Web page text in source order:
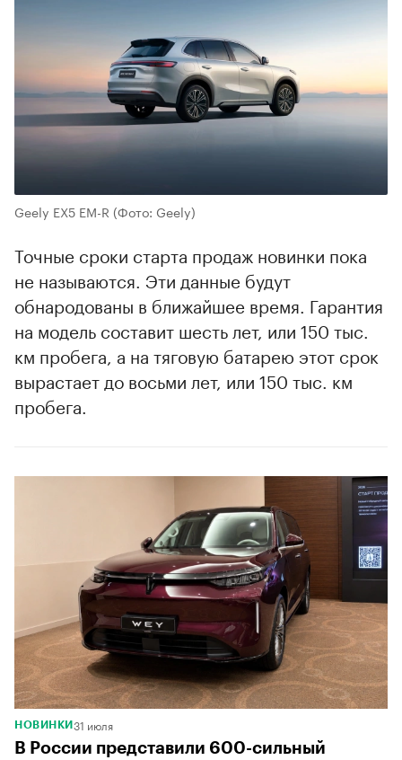
Geely EX5 EM-R (Фото: Geely)
Точные сроки старта продаж новинки пока
не называются. Эти данные будут
обнародованы в ближайшее время. Гарантия
на модель составит шесть лет, или 150 тыс.
км пробега, а на тяговую батарею этот срок
вырастает до восьми лет, или 150 тыс. км
пробега.
НОВИНКИ 31 июля
В России представили 600-сильный